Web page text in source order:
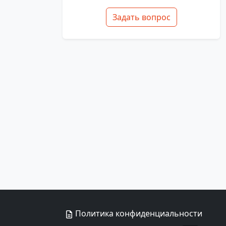
Задать вопрос
Политика конфиденциальности